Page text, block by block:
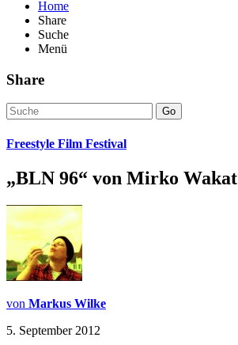
Home
Share
Suche
Menü
Share
Go
Freestyle Film Festival
„BLN 96“ von Mirko Wakat
von Markus Wilke
5. September 2012